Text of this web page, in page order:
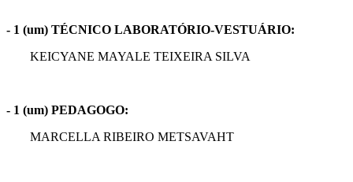
- 1 (um) TÉCNICO LABORATÓRIO-VESTUÁRIO:
KEICYANE MAYALE TEIXEIRA SILVA
- 1 (um) PEDAGOGO:
MARCELLA RIBEIRO METSAVAHT